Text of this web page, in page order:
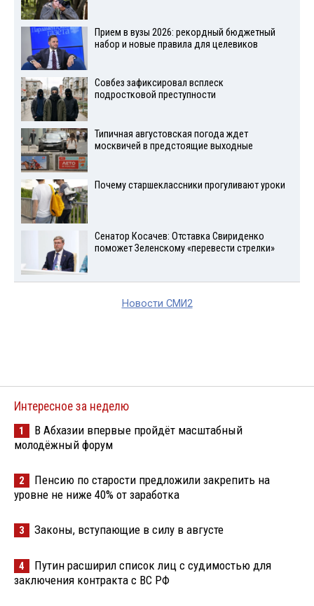
Прием в вузы 2026: рекордный бюджетный
набор и новые правила для целевиков
Совбез зафиксировал всплеск
подростковой преступности
Типичная августовская погода ждет
москвичей в предстоящие выходные
Почему старшеклассники прогуливают уроки
Сенатор Косачев: Отставка Свириденко
поможет Зеленскому «перевести стрелки»
Новости СМИ2
Интересное за неделю
1
В Абхазии впервые пройдёт масштабный
молодёжный форум
2
Пенсию по старости предложили закрепить на
уровне не ниже 40% от заработка
3 Законы, вступающие в силу в августе
4
Путин расширил список лиц с судимостью для
заключения контракта с ВС РФ